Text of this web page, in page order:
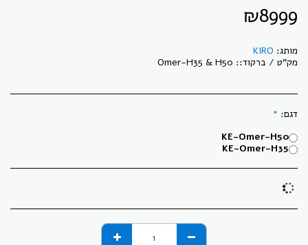
₪8999
מותג: KIRO
מק"ט / ברקוד:: Omer-H35 & H50
דגם: *
KE-Omer-H50
KE-Omer-H35